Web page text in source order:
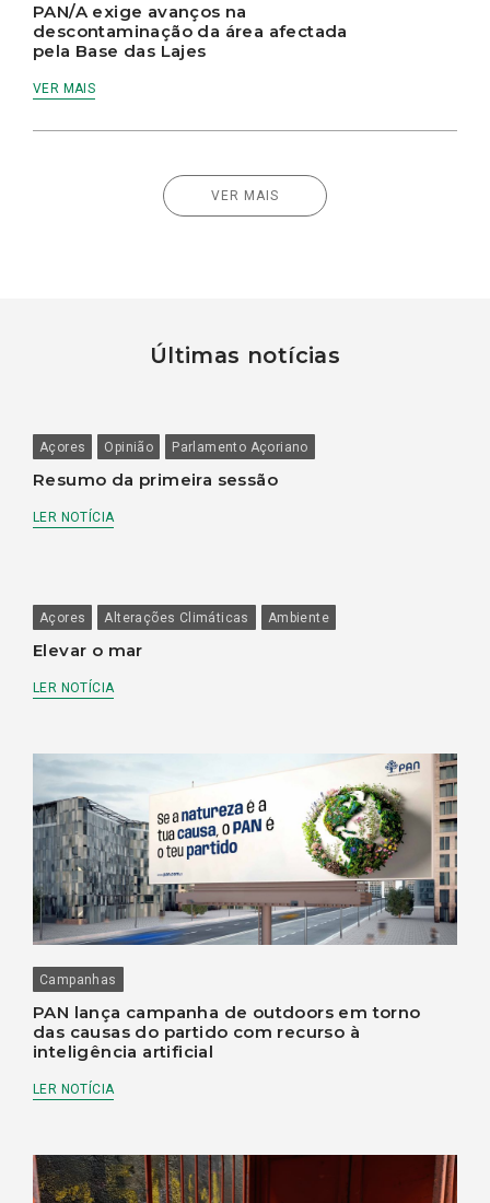
PAN/A exige avanços na
descontaminação da área afectada
pela Base das Lajes
VER MAIS
VER MAIS
Últimas notícias
Açores Opinião Parlamento Açoriano
Resumo da primeira sessão
LER NOTÍCIA
Açores Alterações Climáticas Ambiente
Elevar o mar
LER NOTÍCIA
Campanhas
PAN lança campanha de outdoors em torno
das causas do partido com recurso à
inteligência artificial
LER NOTÍCIA